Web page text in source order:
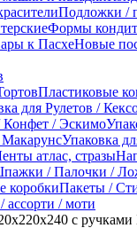
Подложки /
Формы
к ПасхеНовые
Пластиковые
для Рулетов /
/ Эскимо
МакарунсУпаковка
атлас, стразы
/ Палочки /
коробкиПакеты /
/ моти
с